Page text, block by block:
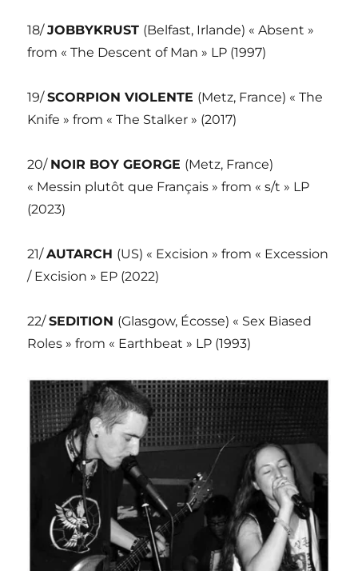
18/JOBBYKRUST (Belfast, Irlande) « Absent »
from « The Descent of Man » LP (1997)
19/SCORPION VIOLENTE (Metz, France) « The
Knife » from « The Stalker » (2017)
20/ NOIR BOY GEORGE (Metz, France)
« Messin plutôt que Français » from « s/t » LP
(2023)
21/AUTARCH (US) « Excision » from « Excession
/ Excision » EP (2022)
22/SEDITION (Glasgow, Écosse) « Sex Biased
Roles » from « Earthbeat » LP (1993)